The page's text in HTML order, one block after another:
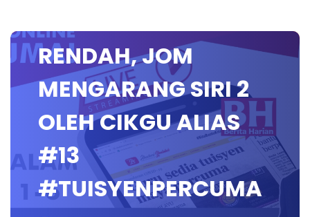
MELAYU SEKOLAH
RENDAH, JOM
MENGARANG SIRI 2
OLEH CIKGU ALIAS
#13
#TUISYENPERCUMA